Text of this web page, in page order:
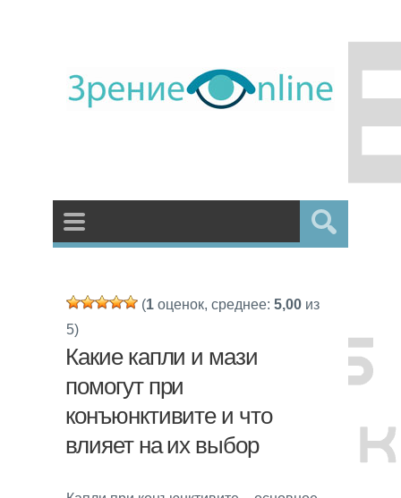
(1 оценок, среднее: 5,00 из
5)
Какие капли и мази
помогут при
конъюнктивите и что
влияет на их выбор